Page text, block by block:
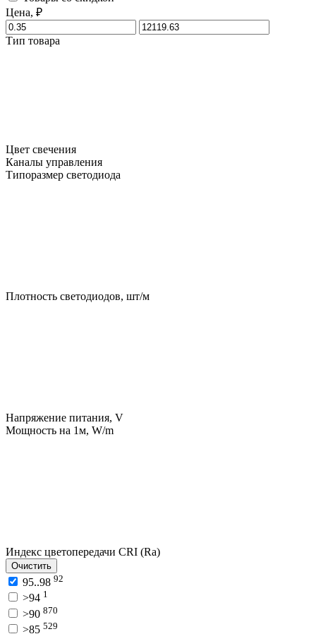
Цена, ₽
Тип товара
Цвет свечения
Каналы управления
Типоразмер светодиода
Плотность светодиодов, шт/м
Напряжение питания, V
Мощность на 1м, W/m
Индекс цветопередачи CRI (Ra)
Очистить
95..98 92
>94 1
>90 870
>85 529